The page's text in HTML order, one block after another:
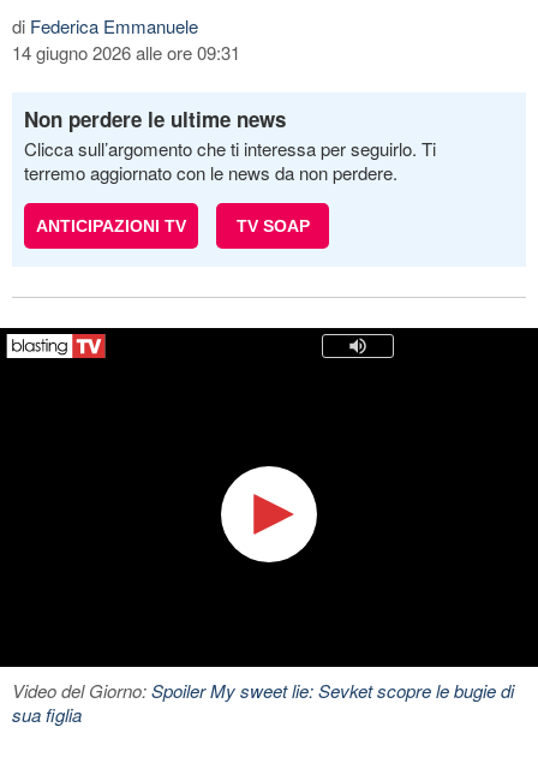
di Federica Emmanuele
14 giugno 2026 alle ore 09:31
Non perdere le ultime news
Clicca sull’argomento che ti interessa per seguirlo. Ti
terremo aggiornato con le news da non perdere.
ANTICIPAZIONI TV TV SOAP
Video del Giorno:Spoiler My sweet lie: Sevket scopre le bugie di
sua figlia